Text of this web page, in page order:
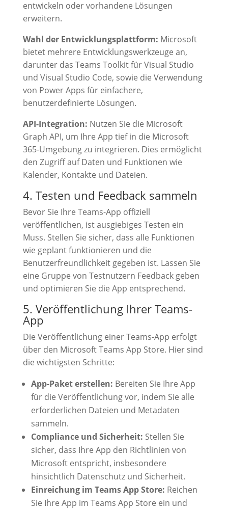
entwickeln oder vorhandene Lösungen
erweitern.
Wahl der Entwicklungsplattform: Microsoft
bietet mehrere Entwicklungswerkzeuge an,
darunter das Teams Toolkit für Visual Studio
und Visual Studio Code, sowie die Verwendung
von Power Apps für einfachere,
benutzerdefinierte Lösungen.
API-Integration: Nutzen Sie die Microsoft
Graph API, um Ihre App tief in die Microsoft
365-Umgebung zu integrieren. Dies ermöglicht
den Zugriff auf Daten und Funktionen wie
Kalender, Kontakte und Dateien.
4. Testen und Feedback sammeln
Bevor Sie Ihre Teams-App offiziell
veröffentlichen, ist ausgiebiges Testen ein
Muss. Stellen Sie sicher, dass alle Funktionen
wie geplant funktionieren und die
Benutzerfreundlichkeit gegeben ist. Lassen Sie
eine Gruppe von Testnutzern Feedback geben
und optimieren Sie die App entsprechend.
5. Veröffentlichung Ihrer Teams-
App
Die Veröffentlichung einer Teams-App erfolgt
über den Microsoft Teams App Store. Hier sind
die wichtigsten Schritte:
App-Paket erstellen: Bereiten Sie Ihre App
für die Veröffentlichung vor, indem Sie alle
erforderlichen Dateien und Metadaten
sammeln.
Compliance und Sicherheit: Stellen Sie
sicher, dass Ihre App den Richtlinien von
Microsoft entspricht, insbesondere
hinsichtlich Datenschutz und Sicherheit.
Einreichung im Teams App Store: Reichen
Sie Ihre App im Teams App Store ein und